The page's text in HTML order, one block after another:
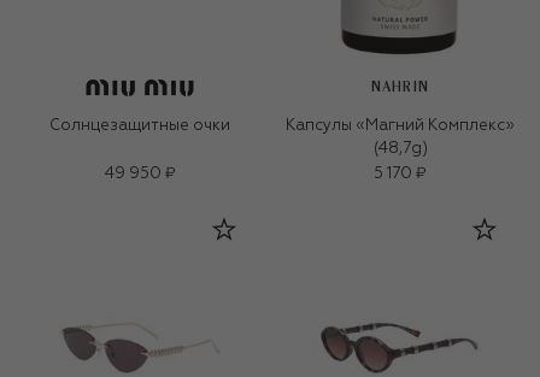
Солнцезащитные очки
49 950 ₽
NAHRIN
Капсулы «Магний Комплекс»
(48,7g)
5 170 ₽